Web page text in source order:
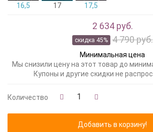
16,5 17 17,5
2 634 руб.
скидка 45% 4 790 руб.
Минимальная цена
Мы снизили цену на этот товар до
Купоны и другие скидки не
Количество